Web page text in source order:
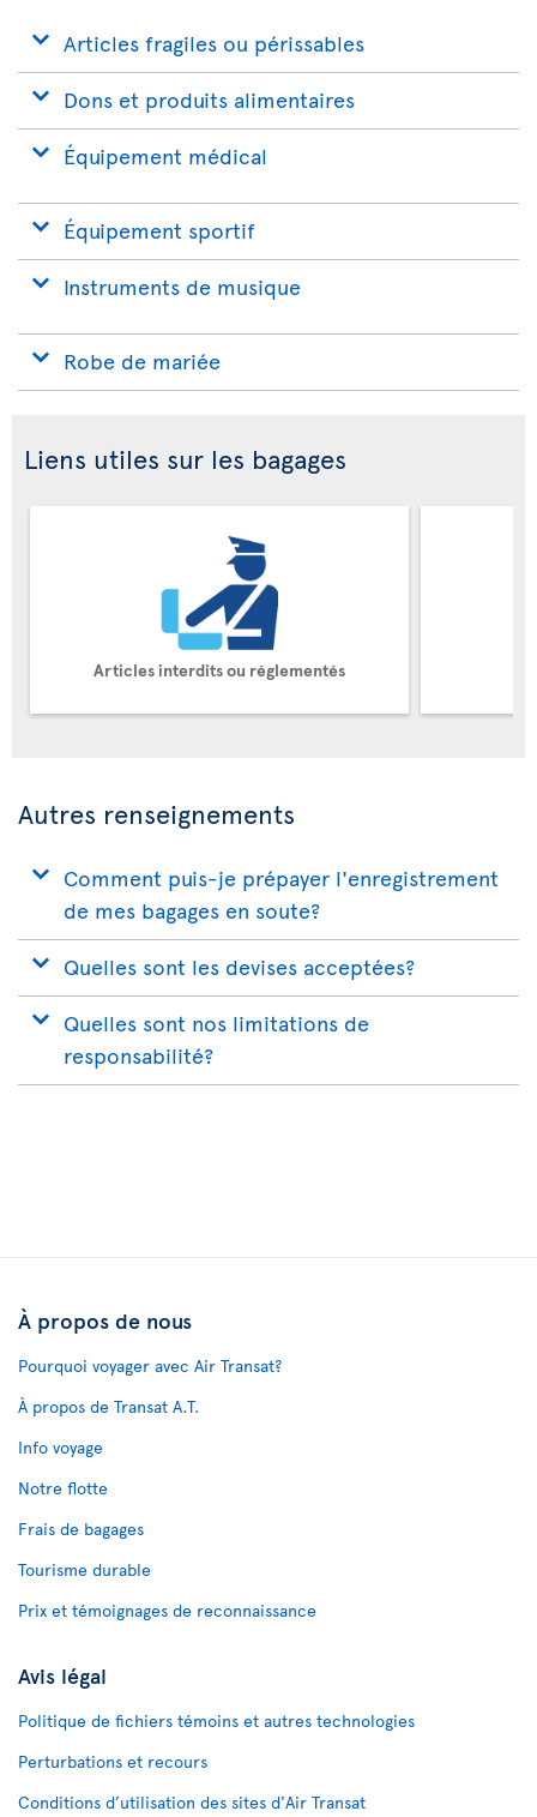
Articles fragiles ou périssables
Dons et produits alimentaires
Équipement médical
Équipement sportif
Instruments de musique
Robe de mariée
Liens utiles sur les bagages
Articles interdits ou réglementés
Autres renseignements
Comment puis-je prépayer l'enregistrement
de mes bagages en soute?
Quelles sont les devises acceptées?
Quelles sont nos limitations de
responsabilité?
À propos de nous
Pourquoi voyager avec Air Transat?
À propos de Transat A.T.
Info voyage
Notre flotte
Frais de bagages
Tourisme durable
Prix et témoignages de reconnaissance
Avis légal
Politique de fichiers témoins et autres technologies
Perturbations et recours
Conditions d’utilisation des sites d'Air Transat